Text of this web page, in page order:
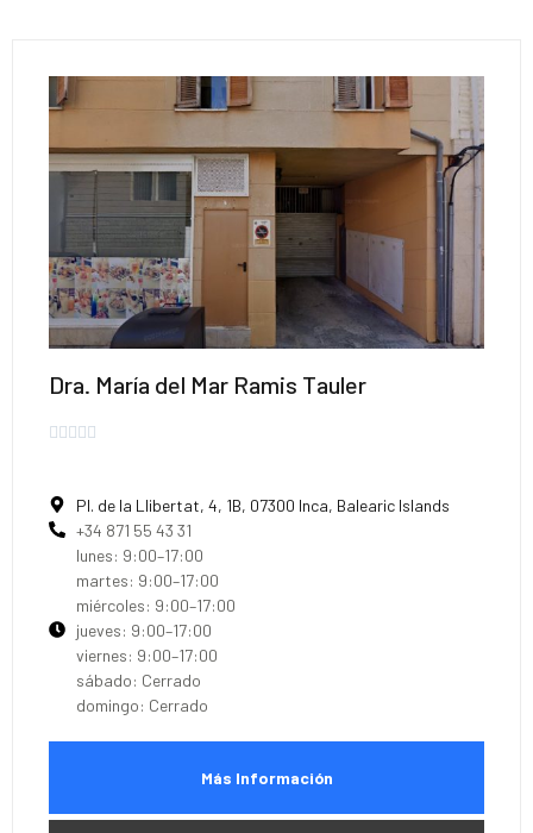
Dra. María del Mar Ramis Tauler

Pl. de la Llibertat, 4, 1B, 07300 Inca, Balearic Islands
+34 871 55 43 31
lunes: 9:00–17:00
martes: 9:00–17:00
miércoles: 9:00–17:00
jueves: 9:00–17:00
viernes: 9:00–17:00
sábado: Cerrado
domingo: Cerrado
Más Información